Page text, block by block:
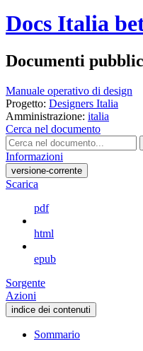
Docs Italia
Documenti
Manuale operativo di design
Progetto: Designers Italia
Amministrazione: italia
Cerca nel documento
Informazioni
versione-corrente
Scarica
pdf
html
epub
Sorgente
Azioni
indice dei contenuti
Sommario